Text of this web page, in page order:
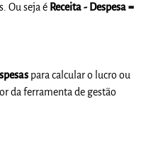
Ou seja é Receita - Despesa =
para calcular o lucro ou
da ferramenta de gestão